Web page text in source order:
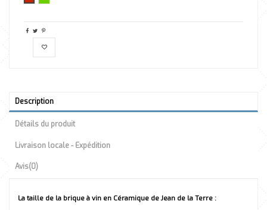
Description
Détails du produit
Livraison locale - Expédition
Avis(0)
La taille de la brique à vin en Céramique de Jean de la Terre :